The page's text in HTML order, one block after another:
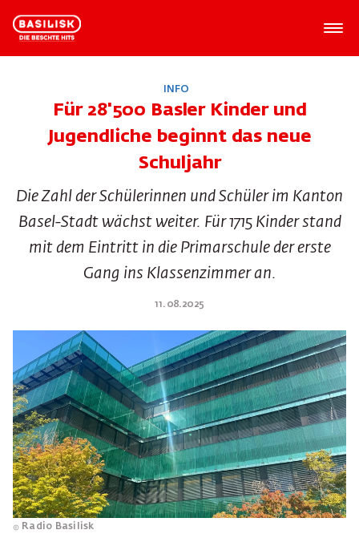
Radio Basilisk
INFO
Für 28'500 Basler Kinder und
Jugendliche beginnt das neue
Schuljahr
Die Zahl der Schülerinnen und Schüler im Kanton
Basel-Stadt wächst weiter. Für 1715 Kinder stand
mit dem Eintritt in die Primarschule der erste
Gang ins Klassenzimmer an.
11.08.2025